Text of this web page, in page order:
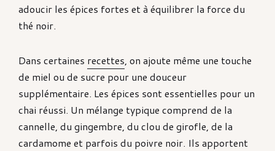
adoucir les épices fortes et à équilibrer la force du
thé noir.
Dans certaines recettes, on ajoute même une touche
de miel ou de sucre pour une douceur
supplémentaire. Les épices sont essentielles pour un
chai réussi. Un mélange typique comprend de la
cannelle, du gingembre, du clou de girofle, de la
cardamome et parfois du poivre noir. Ils apportent